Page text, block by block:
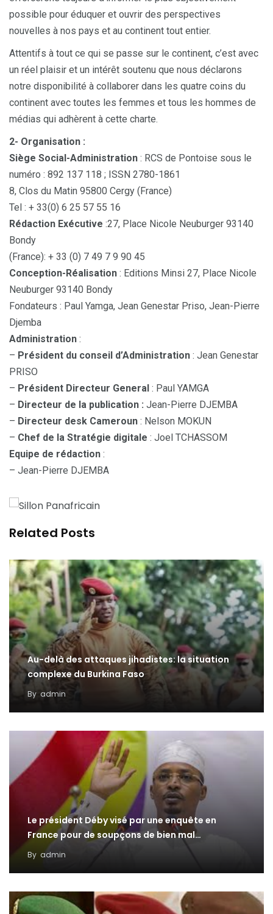
possible pour éduquer et ouvrir des perspectives
nouvelles à nos pays et au continent tout entier.
Attentifs à tout ce qui se passe sur le continent, c’est avec
un réel plaisir et un intérêt soutenu que nous déclarons
notre disponibilité à collaborer dans les quatre coins du
continent avec toutes les femmes et tous les hommes de
médias qui adhèrent à cette charte.
2- Organisation :
Siège Social-Administration : RCS de Pontoise sous le
numéro : 892 137 118 ; ISSN 2780-1861
8, Clos du Matin 95800 Cergy (France)
Tel : + 33(0) 6 25 57 55 16
Rédaction Exécutive :27, Place Nicole Neuburger 93140
Bondy
(France): + 33 (0) 7 49 7 9 90 45
Conception-Réalisation : Editions Minsi 27, Place Nicole
Neuburger 93140 Bondy
Fondateurs : Paul Yamga, Jean Genestar Priso, Jean-Pierre
Djemba
Administration :
– Président du conseil d’Administration : Jean Genestar
PRISO
– Président Directeur General : Paul YAMGA
– Directeur de la publication : Jean-Pierre DJEMBA
– Directeur desk Cameroun : Nelson MOKUN
– Chef de la Stratégie digitale : Joel TCHASSOM
Equipe de rédaction :
– Jean-Pierre DJEMBA
Related Posts
Au-delà des attaques jihadistes: la situation
complexe du Burkina Faso
By admin
Le président Déby visé par une enquête en
France pour de soupçons de bien mal…
By admin